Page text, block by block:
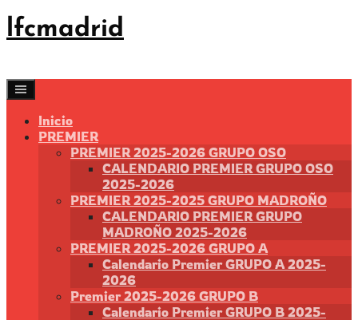
Saltar
al
lfcmadrid
Inicio
PREMIER
PREMIER 2025-2026 GRUPO OSO
CALENDARIO PREMIER GRUPO OSO
2025-2026
PREMIER 2025-2025 GRUPO MADROÑO
CALENDARIO PREMIER GRUPO
MADROÑO 2025-2026
PREMIER 2025-2026 GRUPO A
Calendario Premier GRUPO A 2025-
2026
Premier 2025-2026 GRUPO B
Calendario Premier GRUPO B 2025-